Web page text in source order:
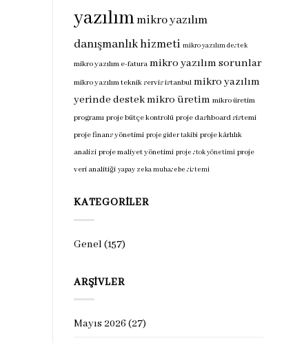
yazılımmikro yazılım
danışmanlık hizmeti mikro yazılım destek
mikro yazılım e-fatura mikro yazılım sorunlar
mikro yazılım teknik servis istanbul mikro yazılım
yerinde destekmikro üretim mikro üretim
programı proje bütçe kontrolü proje dashboard sistemi
proje finans yönetimi proje gider takibi proje kârlılık
analizi proje maliyet yönetimi proje stok yönetimi proje
veri analitiği yapay zeka muhasebe sistemi
KATEGORILER
Genel(157)
ARŞIVLER
Mayıs 2026 (27)